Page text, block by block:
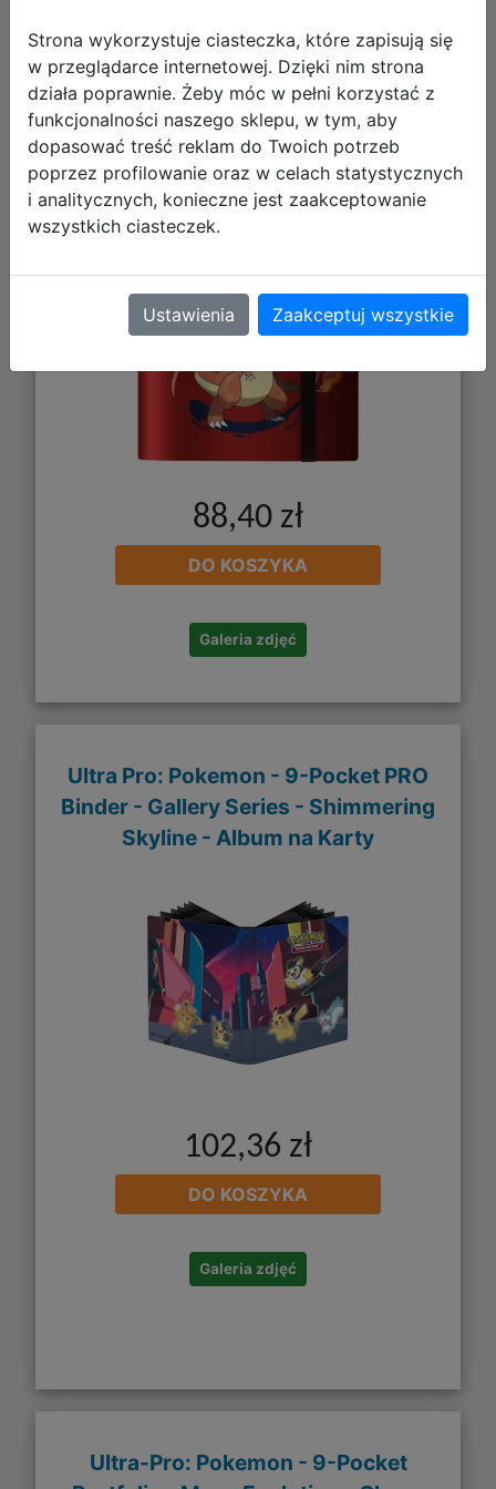
Ultra Pro: Pokemon - 9-Pocket PRO
Binder - Album na Karty - Mega
Charizard X Y
88,40 zł
DO KOSZYKA
Galeria zdjęć
Ultra Pro: Pokemon - 9-Pocket PRO
Binder - Gallery Series - Shimmering
Skyline - Album na Karty
102,36 zł
DO KOSZYKA
Galeria zdjęć
Ultra-Pro: Pokemon - 9-Pocket
Strona wykorzystuje ciasteczka, które zapisują się
w przeglądarce internetowej. Dzięki nim strona
działa poprawnie. Żeby móc w pełni korzystać z
funkcjonalności naszego sklepu, w tym, aby
dopasować treść reklam do Twoich potrzeb
poprzez profilowanie oraz w celach statystycznych
i analitycznych, konieczne jest zaakceptowanie
wszystkich ciasteczek.
Ustawienia Zaakceptuj wszystkie